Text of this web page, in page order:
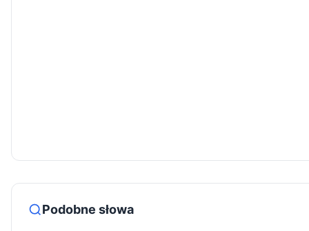
Podobne słowa